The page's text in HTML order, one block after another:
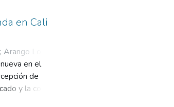
en Cali
; Arango Londoño,
en el
de
y la conducta
secundaria